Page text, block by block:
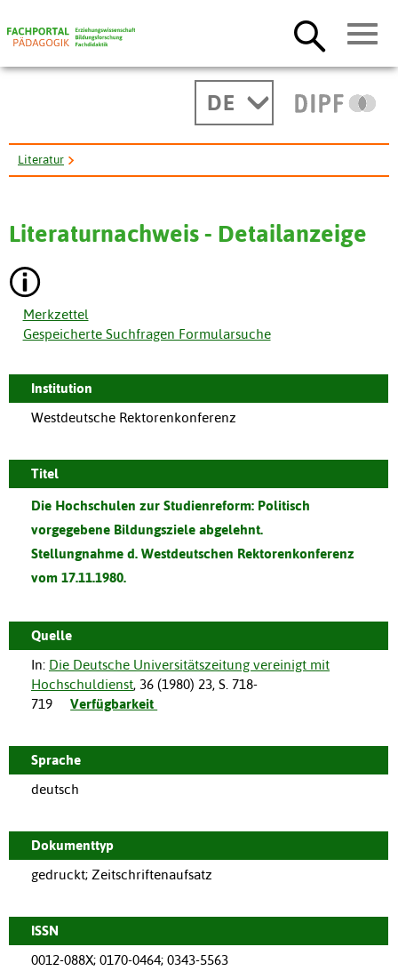
DE
Literatur
Literaturnachweis - Detailanzeige
Merkzettel
Gespeicherte Suchfragen Formularsuche
Institution
Westdeutsche Rektorenkonferenz
Titel
Die Hochschulen zur Studienreform: Politisch
vorgegebene Bildungsziele abgelehnt.
Stellungnahme d. Westdeutschen Rektorenkonferenz
vom 17.11.1980.
Quelle
In: Die Deutsche Universitätszeitung vereinigt mit
Hochschuldienst, 36 (1980) 23, S. 718-
719
Verfügbarkeit
Sprache
deutsch
Dokumenttyp
gedruckt; Zeitschriftenaufsatz
ISSN
0012-088X; 0170-0464; 0343-5563